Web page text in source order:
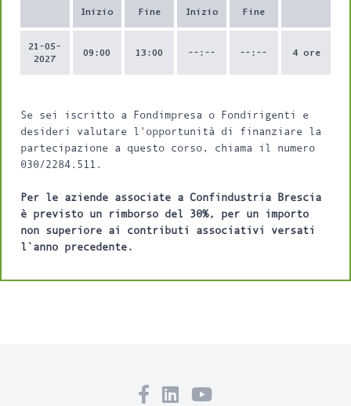
Inizio Fine Inizio Fine
21-05-
2027
09:00 13:00 --:-- --:-- 4 ore
Se sei iscritto a Fondimpresa o Fondirigenti e
desideri valutare l'opportunità di finanziare la
partecipazione a questo corso, chiama il numero
030/2284.511.
Per le aziende associate a Confindustria Brescia
è previsto un rimborso del 30%, per un importo
non superiore ai contributi associativi versati
l`anno precedente.